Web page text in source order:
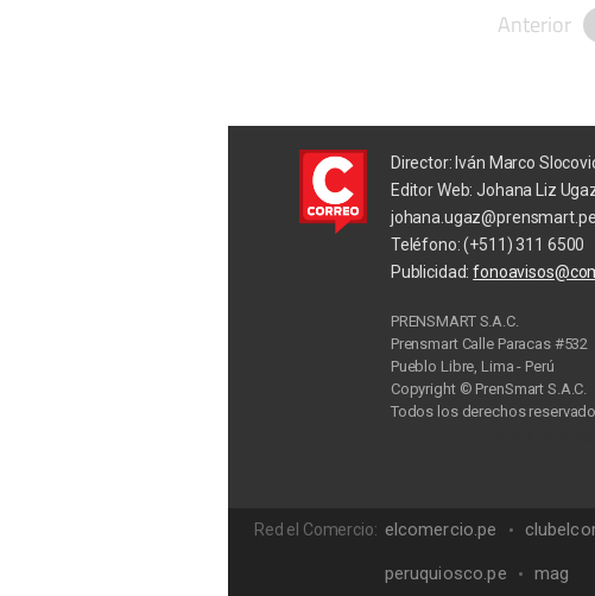
Anterior
Director: Iván Marco
Editor Web: Johana Liz
johana.ugaz@prensmart.pe
Teléfono: (+511) 311 6500
Publicidad:
PRENSMART S.A.C.
Prensmart Calle Paracas #532
Pueblo Libre, Lima - Perú
Copyright © PrenSmart S.A.C.
Todos los derechos
Red el Comercio: elcomercio.pe
peruquiosco.pe mag